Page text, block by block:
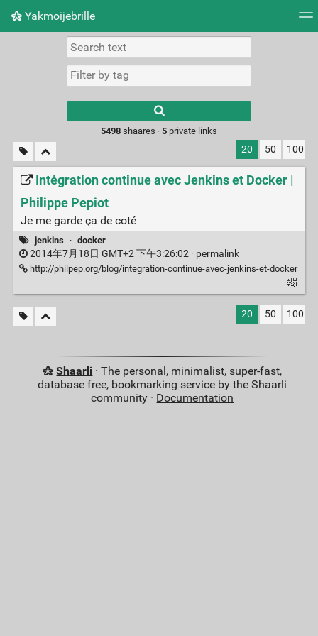
Yakmoijebrille
Picture wall
results.
5498shaares · 5private links
20 50 100
Intégration continue avec Jenkins et Docker |
Philippe Pepiot
Je me garde ça de coté
jenkins · docker
2014年7月18日 GMT+2 下午3:26:02 · permalink
http://philpep.org/blog/integration-continue-avec-jenkins-et-docker
20 50 100
Shaarli · The personal, minimalist, super-fast,
database free, bookmarking service by the Shaarli
community · Documentation